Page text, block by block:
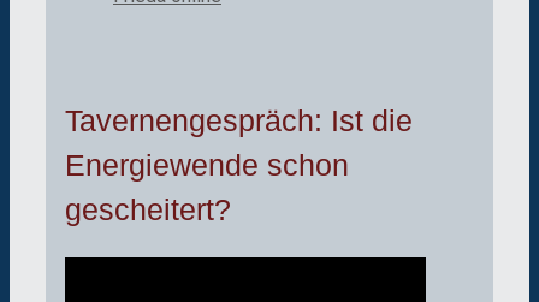
Tavernengespräch: Ist die
Energiewende schon
gescheitert?